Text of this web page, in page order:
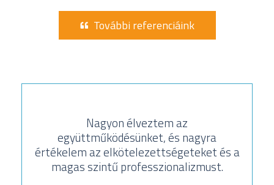
További referenciáink
Nagyon élveztem az
együttműködésünket, és nagyra
értékelem az elkötelezettségeteket és a
magas szintű professzionalizmust.